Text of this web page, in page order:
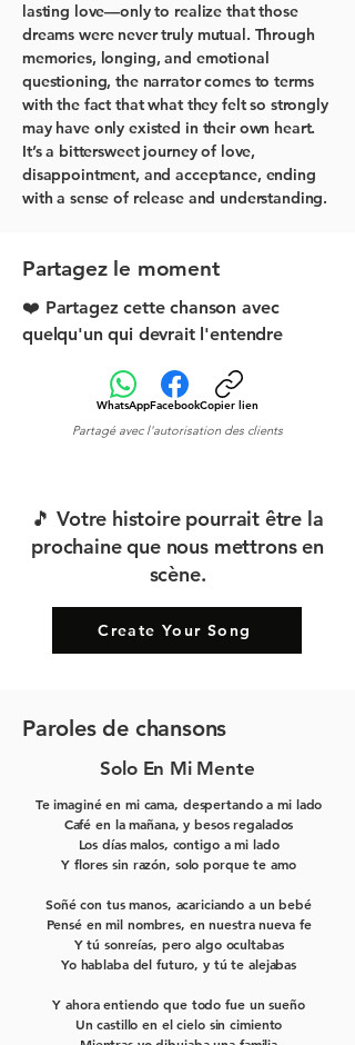
lasting love—only to realize that those
dreams were never truly mutual. Through
memories, longing, and emotional
questioning, the narrator comes to terms
with the fact that what they felt so strongly
may have only existed in their own heart.
It’s a bittersweet journey of love,
disappointment, and acceptance, ending
with a sense of release and understanding.
Partagez le moment
❤️ Partagez cette chanson avec
quelqu'un qui devrait l'entendre
WhatsAppFacebookCopier lien
Partagé avec l'autorisation des clients
🎵 Votre histoire pourrait être la
prochaine que nous mettrons en
scène.
Create Your Song
Paroles de chansons
Solo En Mi Mente
Te imaginé en mi cama, despertando a mi lado
Café en la mañana, y besos regalados
Los días malos, contigo a mi lado
Y flores sin razón, solo porque te amo
Soñé con tus manos, acariciando a un bebé
Pensé en mil nombres, en nuestra nueva fe
Y tú sonreías, pero algo ocultabas
Yo hablaba del futuro, y tú te alejabas
Y ahora entiendo que todo fue un sueño
Un castillo en el cielo sin cimiento